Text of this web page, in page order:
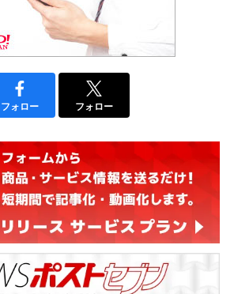
フォロー フォロー